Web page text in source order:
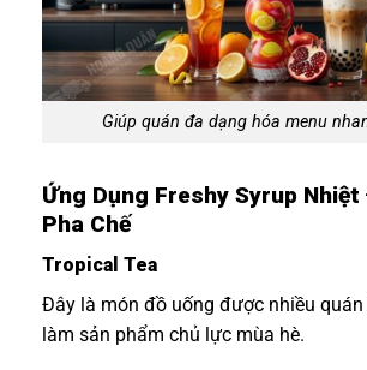
Giúp quán đa dạng hóa menu
Ứng Dụng Freshy Syrup
Pha Chế
Tropical Tea
Đây là món đồ uống được nhiều
làm sản phẩm chủ lực mùa hè.